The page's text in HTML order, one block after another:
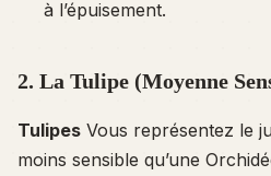
à l’épuisement.
2. La Tulipe (Moyenne
Tulipes Vous représentez le
moins sensible qu’une